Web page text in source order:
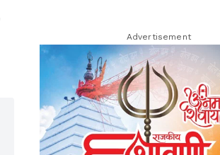
Advertisement